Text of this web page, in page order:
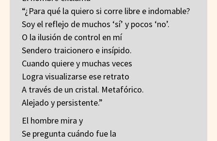
“¿Para qué la quiero si corre libre e indomable?
Soy el reflejo de muchos ‘sí’ y pocos ‘no’.
O la ilusión de control en mí
Sendero traicionero e insípido.
Cuando quiere y muchas veces
Logra visualizarse ese retrato
A través de un cristal. Metafórico.
Alejado y persistente.”
El hombre mira y
Se pregunta cuándo fue la